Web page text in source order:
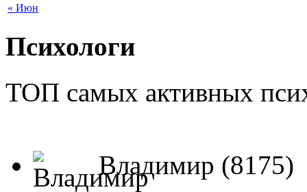
« Июн
Психологи
ТОП самых активных
Владимир (8175)